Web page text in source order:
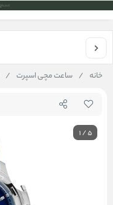
خانه / ساعت مچی اسپرت /
1/5